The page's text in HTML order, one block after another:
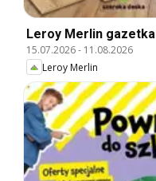
Leroy Merlin gazetka
15.07.2026- 11.08.2026
Leroy Merlin